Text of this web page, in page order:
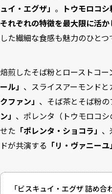
ュイ・エグザ」 。 トウモロコ
それぞれの特徴を最大限に活か
した繊細な食感も魅力のひとつ
焙煎したそば粉とローストコ
ール」 、スライスアーモンド
クファン」 、そば茶とそば粉
ン」 、ポレンタ（トウモロコ
せた 「ポレンタ・ショコラ」 、
ドが共演する 「リ・ヴァニーユ」
「ビスキュイ・エグザ 詰め